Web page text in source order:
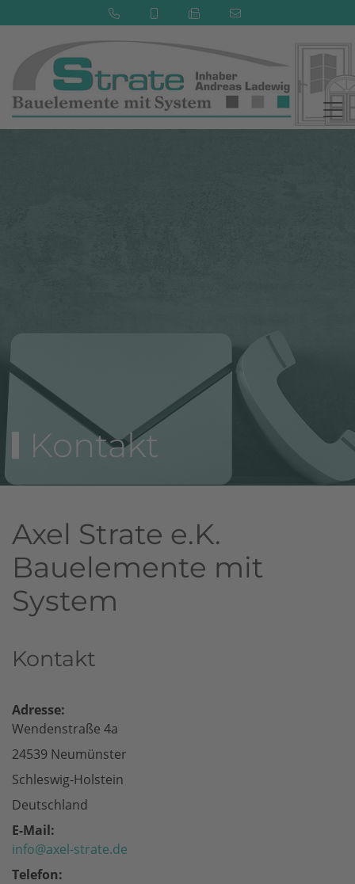
Kontakt
Axel Strate e.K.
Bauelemente mit
System
Kontakt
Adresse:
Wendenstraße 4a
24539 Neumünster
Schleswig-Holstein
Deutschland
E-Mail:
info@axel-strate.de
Telefon: